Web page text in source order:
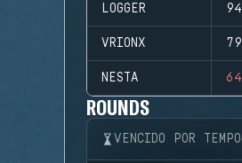
LOGGER 94
VRIONX 79
NESTA 64
ROUNDS
VENCIDO POR TEMPO